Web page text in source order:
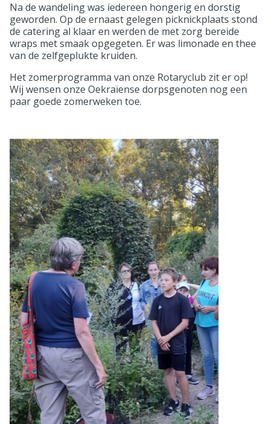
Na de wandeling was iedereen hongerig en dorstig
geworden. Op de ernaast gelegen picknickplaats stond
de catering al klaar en werden de met zorg bereide
wraps met smaak opgegeten. Er was limonade en thee
van de zelfgeplukte kruiden.
Het zomerprogramma van onze Rotaryclub zit er op!
Wij wensen onze Oekraïense dorpsgenoten nog een
paar goede zomerweken toe.